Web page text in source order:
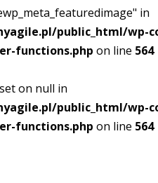
in
public_html/wp-
functions.php on line 564
on null in
public_html/wp-
functions.php on line 564